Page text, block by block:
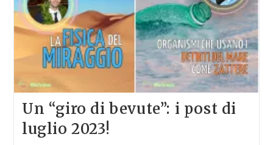
Un “giro di bevute”: i post di
luglio 2023!